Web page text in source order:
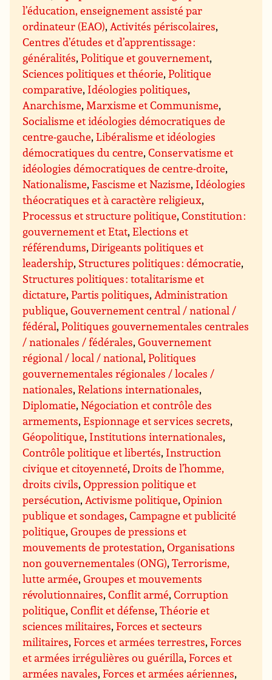
l’éducation, enseignement assisté par
ordinateur (EAO),Activités périscolaires,
Centres d’études et d’apprentissage :
généralités,Politique et gouvernement,
Sciences politiques et théorie,Politique
comparative, Idéologies politiques,
Anarchisme,Marxisme et Communisme,
Socialisme et idéologies démocratiques de
centre-gauche,Libéralisme et idéologies
démocratiques du centre,Conservatisme et
idéologies démocratiques de centre-droite,
Nationalisme,Fascisme et Nazisme, Idéologies
théocratiques et à caractère religieux,
Processus et structure politique,Constitution :
gouvernement et Etat,Elections et
référendums,Dirigeants politiques et
leadership, Structures politiques : démocratie,
Structures politiques : totalitarisme et
dictature,Partis politiques,Administration
publique,Gouvernement central / national /
fédéral,Politiques gouvernementales centrales
/ nationales / fédérales,Gouvernement
régional / local / national,Politiques
gouvernementales régionales / locales /
nationales,Relations internationales,
Diplomatie,Négociation et contrôle des
armements,Espionnage et services secrets,
Géopolitique, Institutions internationales,
Contrôle politique et libertés, Instruction
civique et citoyenneté,Droits de l’homme,
droits civils,Oppression politique et
persécution,Activisme politique,Opinion
publique et sondages,Campagne et publicité
politique,Groupes de pressions et
mouvements de protestation,Organisations
non gouvernementales (ONG),Terrorisme,
lutte armée,Groupes et mouvements
révolutionnaires,Conflit armé,Corruption
politique,Conflit et défense,Théorie et
sciences militaires,Forces et secteurs
militaires,Forces et armées terrestres,Forces
et armées irrégulières ou guérilla,Forces et
armées navales,Forces et armées aériennes,